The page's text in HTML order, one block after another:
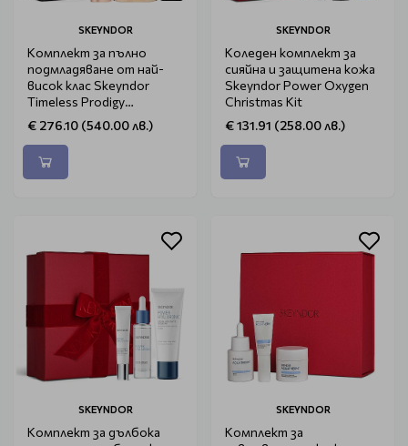
SKEYNDOR
Комплект за пълно
подмладяване от най-
висок клас Skeyndor
Timeless Prodigy
Christmas Kit
€ 276.10 (540.00 лв.)
SKEYNDOR
Коледен комплект за
сияйна и защитена кожа
Skeyndor Power Oxygen
Christmas Kit
€ 131.91 (258.00 лв.)
SKEYNDOR
Комплект за дълбока
SKEYNDOR
Комплект за